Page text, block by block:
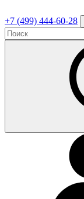
+7 (499) 444-60-28